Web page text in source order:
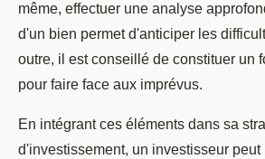
même, effectuer une analyse
d'un bien permet d'anticiper les
outre, il est conseillé de constituer un
pour faire face aux imprévus.
En intégrant ces éléments dans sa
d'investissement, un investisseur